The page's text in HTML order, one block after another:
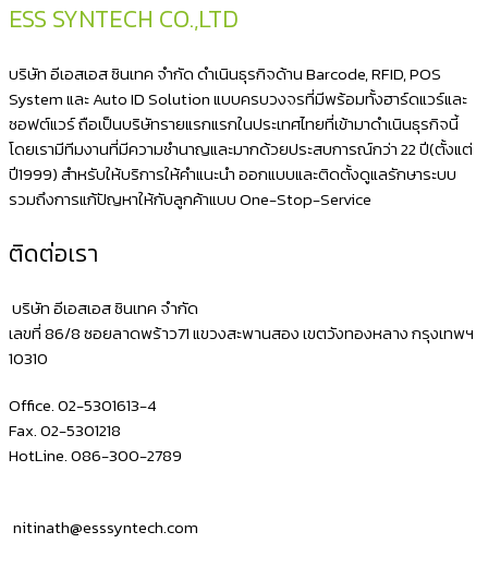
สำหรับ
ธุรกิจ
ขาย
หน้า
ร้าน
ESS SYNTECH CO.,LTD
บริษัท อีเอสเอส ซินเทค จำกัด ดำเนินธุรกิจด้าน Barcode, RFID, POS
System และ Auto ID Solution แบบครบวงจรที่มีพร้อมทั้งฮาร์ดแวร์และ
ซอฟต์แวร์ ถือเป็นบริษัทรายแรกแรกในประเทศไทยที่เข้ามาดำเนินธุรกิจนี้
โดยเรามีทีมงานที่มีความชำนาญและมากด้วยประสบการณ์กว่า 22 ปี(ตั้งแต่
ปี1999) สำหรับให้บริการให้คำแนะนำ ออกแบบและติดตั้งดูแลรักษาระบบ
รวมถึงการแก้ปัญหาให้กับลูกค้าแบบ One-Stop-Service
ติดต่อเรา
บริษัท อีเอสเอส ซินเทค จำกัด
เลขที่ 86/8 ซอยลาดพร้าว71 แขวงสะพานสอง เขตวังทองหลาง กรุงเทพฯ
10310
Office. 02-5301613-4
Fax. 02-5301218
HotLine. 086-300-2789
nitinath@esssyntech.com